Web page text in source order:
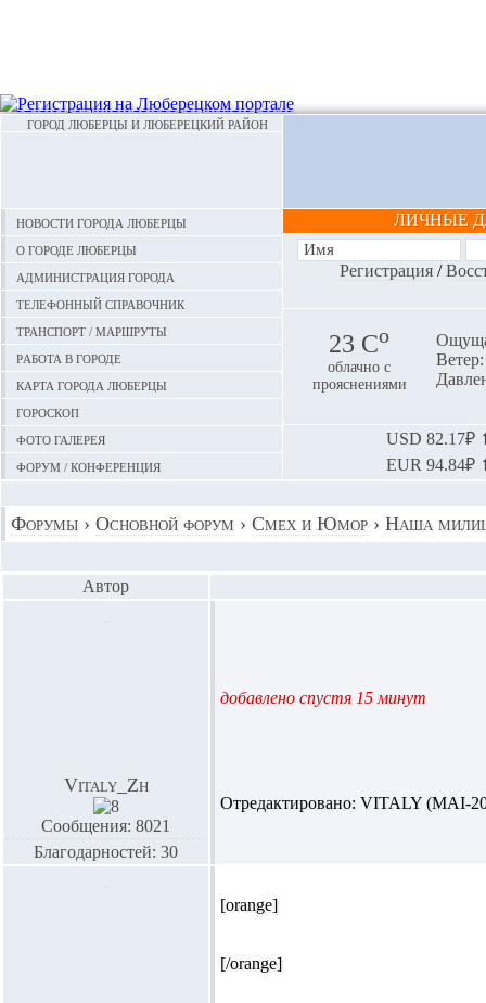
ГОРОД ЛЮБЕРЦЫ И ЛЮБЕРЕЦКИЙ РАЙОН
Новости города Люберцы
О городе Люберцы
Администрация города
Телефонный справочник
Транспорт / маршруты
Работа в городе
Карта города Люберцы
Гороскоп
Фото галерея
Форум / конференция
ЛИЧНЫЕ
Регистрация/
23 Сo
облачно с
прояснениями
USD 82.17₽
EUR 94.84₽
Форумы › Основной форум › Смех и Юмор › Наша
Автор
Vitaly_Zh
Сообщения: 8021
Благодарностей: 30
добавлено спустя 15 минут
Отредактировано: VITALY (MAI-
[orange]
[/orange]